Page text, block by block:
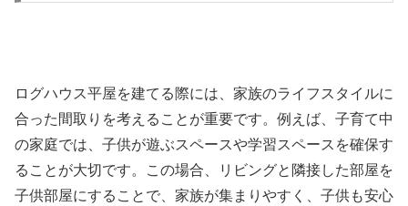
ログハウス平屋を建てる際には、家族のライフスタイルに
合った間取りを考えることが重要です。例えば、子育て中
の家庭では、子供が遊ぶスペースや学習スペースを確保す
ることが大切です。この場合、リビングと隣接した部屋を
子供部屋にすることで、家族が集まりやすく、子供も安心